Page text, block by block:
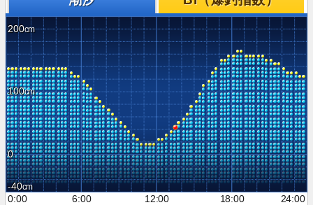
200
100
0
-40
0:00
6:00 12:00 18:00 24:00